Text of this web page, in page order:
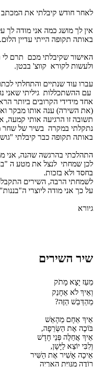
לאחר חודש קיבלתי את המכתב
אין לך מושג כמה אני מודה לך
באותה תקופה הייתי עדיין
האישור שקיבלתי מכם תרם לי
ולעשות לקורא קווצ' בבטן.
עברו עוד שנתיים והתחלתי
עם ההשתכללות גיליתי שאני
אחד מידידי הקרובים ביותר
(את השירה) ענה אותו מבקר
תשובה זו הרגיעה אותי קמעה,
נתקלתי במקרה בשיר של שחר
באותה תקופה כבר קיבלתי
התהלכתי בהרגשה שהנה, אני
לכן שמחתי לנצל את מטע ה
בחסד ולא בזכות.
לשמחתי הרבה, השירים
על כך אני מודה ליוצרי
גיורא
שיר השירים
מֵעַז יָצָא מָתֹק
וְאֵיךְ לֹא אֵחָנֵק
מֵהַדְּבַשׁ הַזֶּה?
אֵיךְ אֵחָם מֵהָאֵשׁ
בֹּוֹכֶה אֶת הַשְּׂרֵפָה,
אֵיךְ אֲחַלֶּה פְּנֵי חָדָשׁ
וְלִבִּי יוֹצֵא לַיָּשָׁן,
אֵיכָה אָשִׁיר אֶת הַשִּׁיר
רוֹדֶה מִגְּוִיַּת הָאַרְיֵה